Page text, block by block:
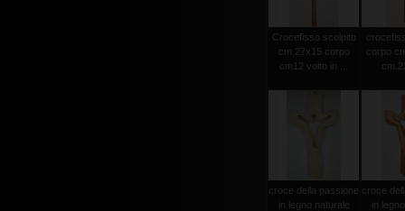
Crocefisso scolpito
cm.27x15 corpo
cm12 volto in ...
corpo
croce della passione
in legno naturale
croce
in